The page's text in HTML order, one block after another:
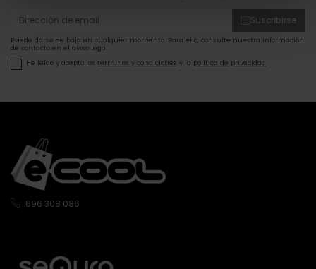
Suscribirse
Puede darse de baja en cualquier momento. Para ello, consulte nuestra información
de contacto en el aviso legal.
He leído y acepto los términos y condiciones y la política de privacidad
696 308 086